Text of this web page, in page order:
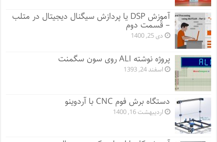
آموزش DSP یا پردازش سیگنال دیجیتال در متلب
– قسمت دوم
دی 25, 1400
پروژه نوشته ALI روی سون سگمنت
اسفند 24, 1393
دستگاه برش فوم CNC با آردوینو
اردیبهشت 16, 1400